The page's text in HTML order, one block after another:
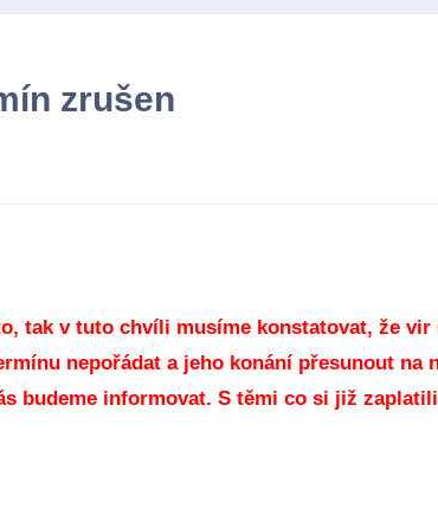
zrušen
tak v tuto chvíli musíme konstatovat, že
nepořádat a jeho konání přesunout
budeme informovat. S těmi co si již